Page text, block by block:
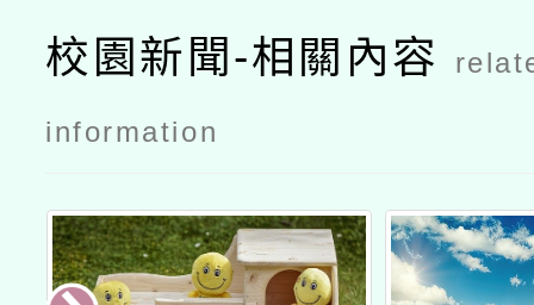
校園新聞-相關內容
information